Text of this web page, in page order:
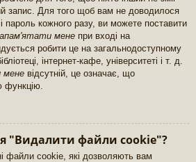
запис. Для того щоб вам не доводилося
пароль кожного разу, ви можете поставити
мене при вході на
робити це на загальнодоступному
інтернет-кафе, університеті і т. д.
мене відсутній, це означає, що
функцію.
"Видалити файли cookie"?
файли cookie, які дозволяють вам